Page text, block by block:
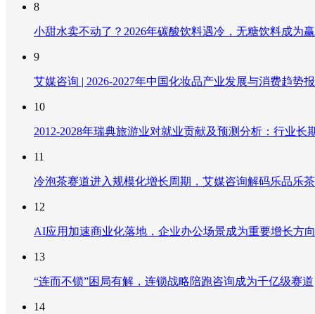
8
小甜水卖不动了？2026年碳酸饮料遇冷，无糖饮料成为
9
艾媒咨询 | 2026-2027年中国化妆品产业发展与消费趋势
10
2012-2028年瑞典旅游业对就业贡献及预测分析：行业
11
冷泡茶赛道进入规模化增长周期，艾媒咨询解码乐品乐
12
AI应用加速商业化落地，企业办公场景成为重要增长方向
13
“连而不锁”困局有解，连锁战略陪跑咨询成为千亿级赛道
14